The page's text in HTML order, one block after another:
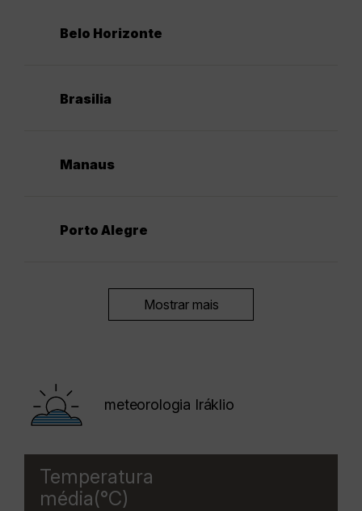
Belo Horizonte
Brasilia
Manaus
Porto Alegre
Mostrar mais
meteorologia Iráklio
Temperatura
média(°C)